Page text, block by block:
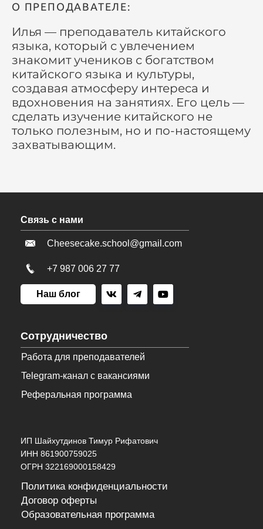
О ПРЕПОДАВАТЕЛЕ:
Илья — преподаватель китайского
языка, который с увлечением
знакомит учеников с богатством
китайского языка и культуры,
создавая атмосферу интереса и
вдохновения на занятиях. Его цель —
сделать изучение китайского не
только полезным, но и по-настоящему
захватывающим.
Связь с нами
Cheesecake.school@gmail.com
+7 987 006 27 77
Наш блог
Сотрудничество
Работа для преподавателей
Telegram-канал с вакансиями
Реферальная программа
ИП Шайхутдинов Тимур Рифатович
ИНН 861900759025
ОГРН 322169000158429
Политика конфиденциальности
Договор оферты
Образовательная программа